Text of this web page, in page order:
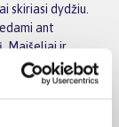
skiriasi dydžiu.
ant
Maišeliai ir
tad
Jeigu po
už sportinį